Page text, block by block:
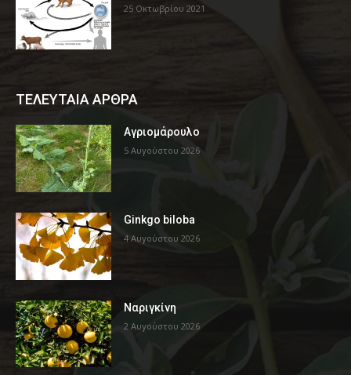
25 Οκτωβρίου 2021
ΤΕΛΕΥΤΑΙΑ ΑΡΘΡΑ
Αγριομάρουλο
5 Αυγούστου 2026
Ginkgo biloba
4 Αυγούστου 2026
Ναριγκίνη
2 Αυγούστου 2026